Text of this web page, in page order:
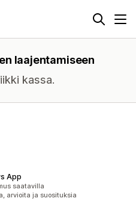
laajentamiseen
kassa.
App
saatavilla
arvioita ja suosituksia